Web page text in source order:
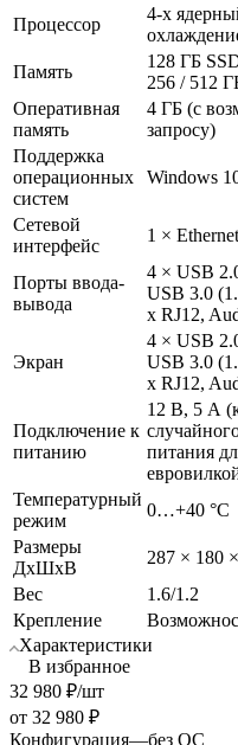
Процессор
4-х
Память
128 ГБ
256 / 512
Оперативная
память
4 ГБ (с
запросу)
Поддержка
операционных
систем
Windows
Сетевой
интерфейс
1 ×
Порты ввода-
вывода
4 × USB
USB 3.0
x RJ12,
Экран
4 × USB
USB 3.0
x RJ12,
Подключение к
питанию
12 В, 5 А
питания
Температурный
режим
0…+40 °C
Размеры
ДхШхВ
287 × 180
Вес
1.6/1.2
Крепление
Характеристики
В избранное
32 980 ₽/шт
от 32 980 ₽
Конфигурация—без ОС